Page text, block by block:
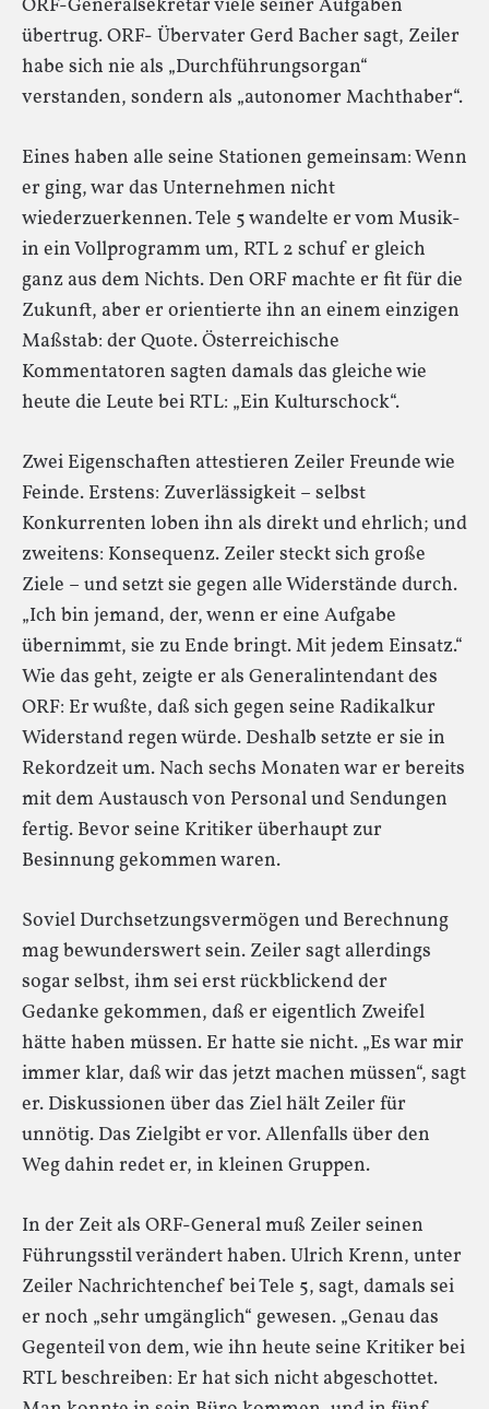
ORF-Generalsekretär viele seiner Aufgaben
übertrug. ORF- Übervater Gerd Bacher sagt, Zeiler
habe sich nie als „Durchführungsorgan“
verstanden, sondern als „autonomer Machthaber“.
Eines haben alle seine Stationen gemeinsam: Wenn
er ging, war das Unternehmen nicht
wiederzuerkennen. Tele 5 wandelte er vom Musik-
in ein Vollprogramm um, RTL 2 schuf er gleich
ganz aus dem Nichts. Den ORF machte er fit für die
Zukunft, aber er orientierte ihn an einem einzigen
Maßstab: der Quote. Österreichische
Kommentatoren sagten damals das gleiche wie
heute die Leute bei RTL: „Ein Kulturschock“.
Zwei Eigenschaften attestieren Zeiler Freunde wie
Feinde. Erstens: Zuverlässigkeit – selbst
Konkurrenten loben ihn als direkt und ehrlich; und
zweitens: Konsequenz. Zeiler steckt sich große
Ziele – und setzt sie gegen alle Widerstände durch.
„Ich bin jemand, der, wenn er eine Aufgabe
übernimmt, sie zu Ende bringt. Mit jedem Einsatz.“
Wie das geht, zeigte er als Generalintendant des
ORF: Er wußte, daß sich gegen seine Radikalkur
Widerstand regen würde. Deshalb setzte er sie in
Rekordzeit um. Nach sechs Monaten war er bereits
mit dem Austausch von Personal und Sendungen
fertig. Bevor seine Kritiker überhaupt zur
Besinnung gekommen waren.
Soviel Durchsetzungsvermögen und Berechnung
mag bewunderswert sein. Zeiler sagt allerdings
sogar selbst, ihm sei erst rückblickend der
Gedanke gekommen, daß er eigentlich Zweifel
hätte haben müssen. Er hatte sie nicht. „Es war mir
immer klar, daß wir das jetzt machen müssen“, sagt
er. Diskussionen über das Ziel hält Zeiler für
unnötig. Das Zielgibt er vor. Allenfalls über den
Weg dahin redet er, in kleinen Gruppen.
In der Zeit als ORF-General muß Zeiler seinen
Führungsstil verändert haben. Ulrich Krenn, unter
Zeiler Nachrichtenchef bei Tele 5, sagt, damals sei
er noch „sehr umgänglich“ gewesen. „Genau das
Gegenteil von dem, wie ihn heute seine Kritiker bei
RTL beschreiben: Er hat sich nicht abgeschottet.